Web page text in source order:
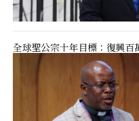
全球聖公宗十年目標：復興